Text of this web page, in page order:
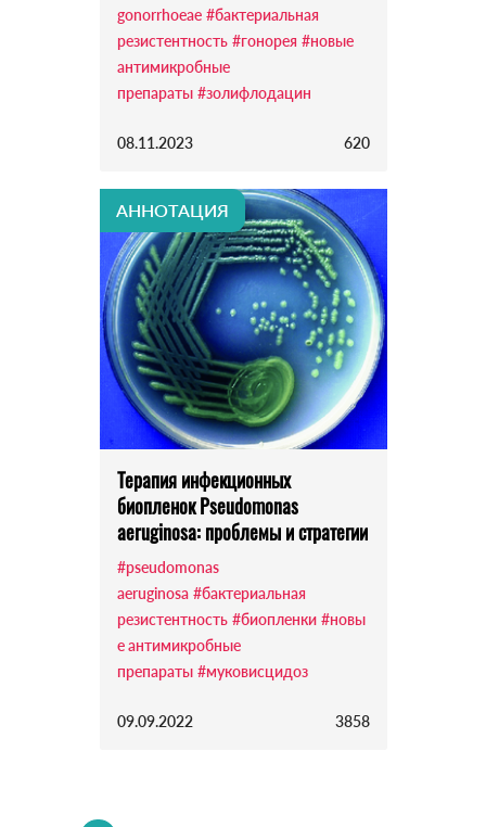
gonorrhoeae #бактериальная
резистентность #гонорея #новые
антимикробные
препараты #золифлодацин
08.11.2023 620
АННОТАЦИЯ
Терапия инфекционных
биопленок Pseudomonas
aeruginosa: проблемы и стратегии
#pseudomonas
aeruginosa #бактериальная
резистентность #биопленки #новы
е антимикробные
препараты #муковисцидоз
09.09.2022 3858